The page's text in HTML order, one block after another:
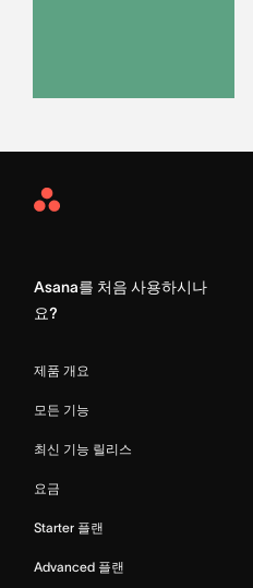
Asana
Asana를 처음 사용하시나
요?
제품 개요
모든 기능
최신 기능 릴리스
요금
Starter 플랜
Advanced 플랜